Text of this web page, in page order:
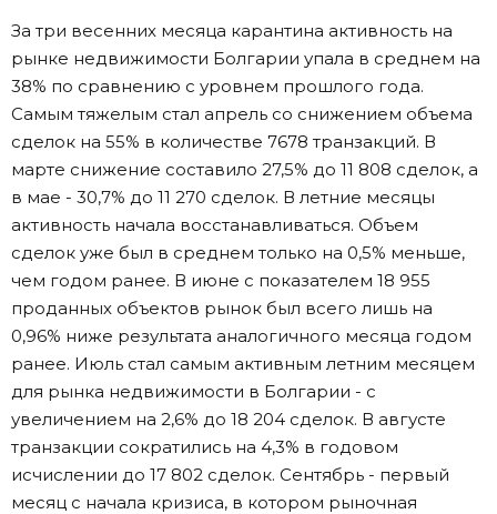
За три весенних месяца карантина активность на
рынке недвижимости Болгарии упала в среднем на
38% по сравнению с уровнем прошлого года.
Самым тяжелым стал апрель со снижением объема
сделок на 55% в количестве 7678 транзакций. В
марте снижение составило 27,5% до 11 808 сделок, а
в мае - 30,7% до 11 270 сделок. В летние месяцы
активность начала восстанавливаться. Объем
сделок уже был в среднем только на 0,5% меньше,
чем годом ранее. В июне с показателем 18 955
проданных объектов рынок был всего лишь на
0,96% ниже результата аналогичного месяца годом
ранее. Июль стал самым активным летним месяцем
для рынка недвижимости в Болгарии - с
увеличением на 2,6% до 18 204 сделок. В августе
транзакции сократились на 4,3% в годовом
исчислении до 17 802 сделок. Сентябрь - первый
месяц с начала кризиса, в котором рыночная